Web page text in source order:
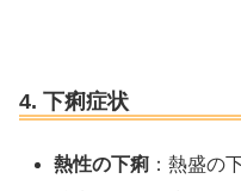
4. 下痢症状
熱性の下痢 ：熱盛の